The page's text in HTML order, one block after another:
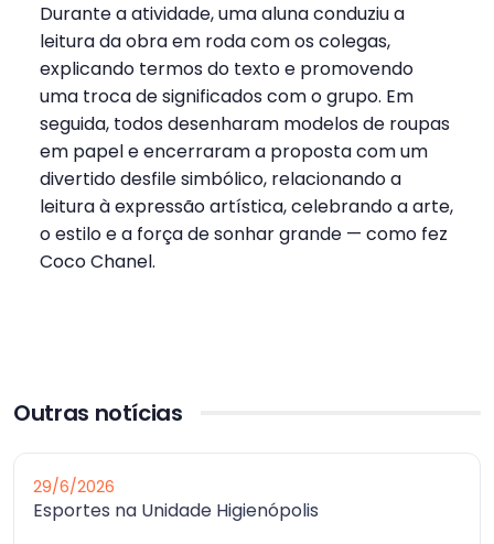
Durante a atividade, uma aluna conduziu a
leitura da obra em roda com os colegas,
explicando termos do texto e promovendo
uma troca de significados com o grupo. Em
seguida, todos desenharam modelos de roupas
em papel e encerraram a proposta com um
divertido desfile simbólico, relacionando a
leitura à expressão artística, celebrando a arte,
o estilo e a força de sonhar grande — como fez
Coco Chanel.
Outras notícias
29/6/2026
Esportes na Unidade Higienópolis